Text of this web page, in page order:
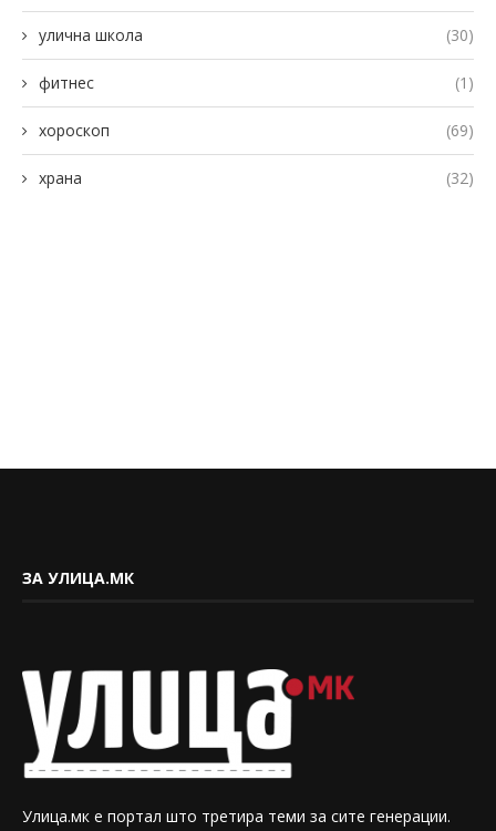
улична школа (30)
фитнес (1)
хороскоп (69)
храна (32)
ЗА УЛИЦА.МК
Улица.мк е портал што третира теми за сите генерации.